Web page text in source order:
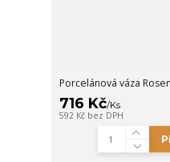
Porcelánová váza
716 Kč/Ks
592 Kč bez DPH